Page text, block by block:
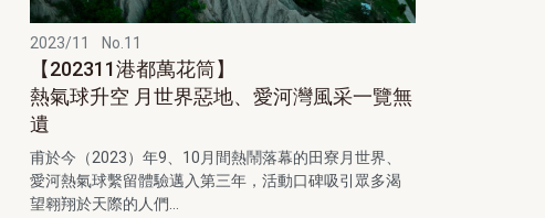
2023/11 No.11
【202311港都萬花筒】
熱氣球升空 月世界惡地、愛河灣風采一覽無
遺
甫於今（2023）年9、10月間熱鬧落幕的田寮月世界、
愛河熱氣球繫留體驗邁入第三年，活動口碑吸引眾多渴
望翱翔於天際的人們...